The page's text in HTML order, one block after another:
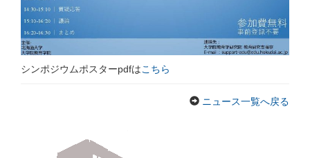
シンポジウムポスターpdfはこちら
ニュース一覧へ戻る